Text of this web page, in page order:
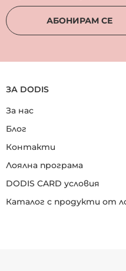
АБОНИРАМ СЕ
ЗА DODIS
За нас
Блог
Контакти
Лоялна програма
DODIS CARD условия
Каталог с продукти от